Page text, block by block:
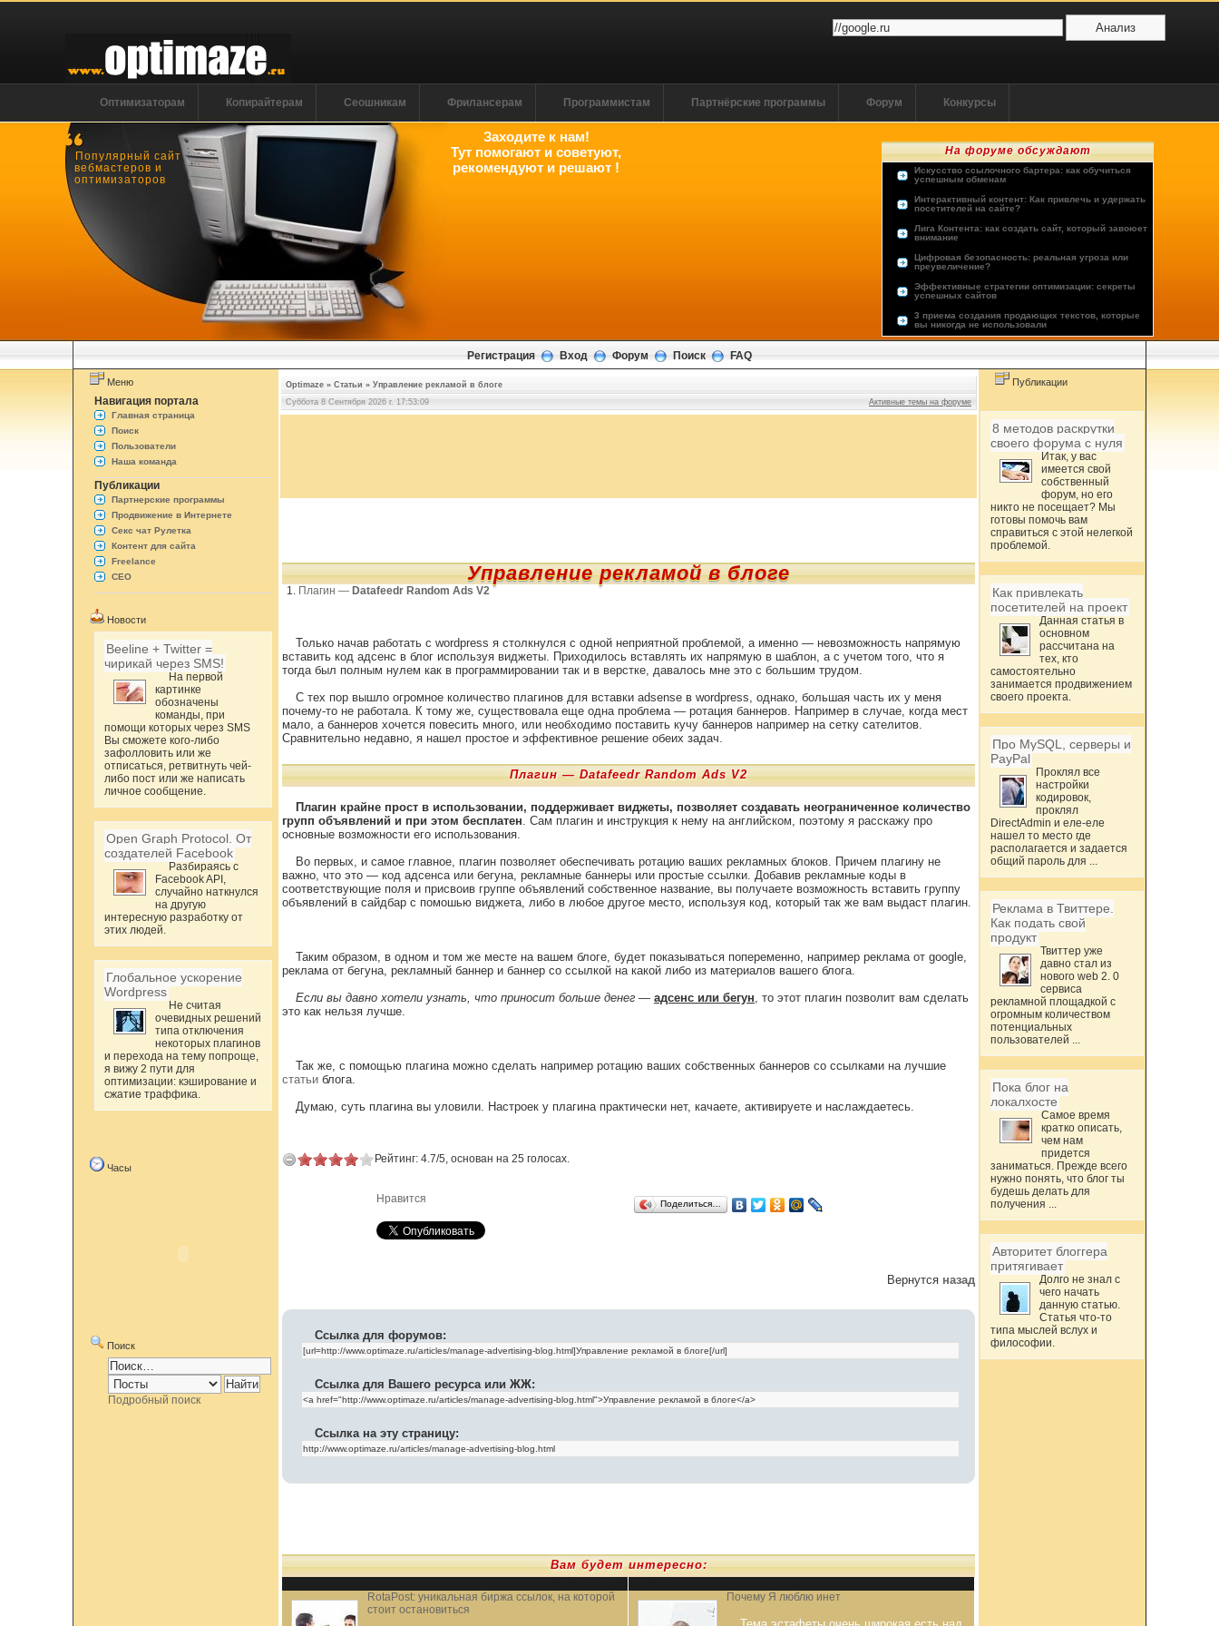
Оптимизаторам Копирайтерам Сеошникам Фрилансерам Программистам Партнёрские программы Форум Конкурсы
На форуме обсуждают
Искусство ссылочного бартера: как обучиться
успешным обменам
Интерактивный контент: Как привлечь и удержать
посетителей на сайте?
Лига Контента: как создать сайт, который завоюет
внимание
Цифровая безопасность: реальная угроза или
преувеличение?
Эффективные стратегии оптимизации: секреты
успешных сайтов
3 приема создания продающих текстов, которые
вы никогда не использовали
Опыт пользователей: лучшие хостинг-провайдеры
Популярный сайт
вебмастеров и
оптимизаторов
Заходите к нам!
Тут помогают и советуют,
рекомендуют и решают !
Регистрация Вход Форум Поиск FAQ
Меню
Навигация портала
Главная страница
Поиск
Пользователи
Наша команда
Публикации
Партнерские программы
Продвижение в Интернете
Секс чат Рулетка
Контент для сайта
Freelance
СЕО
Новости
Beeline + Twitter =
чирикай через SMS!
На первой
картинке
обозначены
команды, при
помощи которых через SMS
Вы сможете кого-либо
зафолловить или же
отписаться, ретвитнуть чей-
либо пост или же написать
личное сообщение.
Open Graph Protocol. От
создателей Facebook
Разбираясь с
Facebook API,
случайно наткнулся
на другую
интересную разработку от
этих людей.
Глобальное ускорение
Wordpress
Не считая
очевидных решений
типа отключения
некоторых плагинов
и перехода на тему попроще,
я вижу 2 пути для
оптимизации: кэширование и
сжатие траффика.
Часы
Поиск
Подробный поиск
Optimaze » Статьи » Управление рекламой в блоге
Суббота 8 Сентября 2026 г. 17:53:09
Активные темы на форуме
Управление рекламой в блоге
Плагин — Datafeedr Random Ads V2
Только начав работать с wordpress я столкнулся с одной неприятной проблемой, а именно — невозможность напрямую
вставить код адсенс в блог используя виджеты. Приходилось вставлять их напрямую в шаблон, а с учетом того, что я
тогда был полным нулем как в программировании так и в верстке, давалось мне это с большим трудом.
С тех пор вышло огромное количество плагинов для вставки adsense в wordpress, однако, большая часть их у меня
почему-то не работала. К тому же, существовала еще одна проблема — ротация баннеров. Например в случае, когда мест
мало, а баннеров хочется повесить много, или необходимо поставить кучу баннеров например на сетку сателитов.
Сравнительно недавно, я нашел простое и эффективное решение обеих задач.
Плагин —Datafeedr Random Ads V2
Плагин крайне прост в использовании, поддерживает виджеты, позволяет создавать неограниченное количество
групп объявлений и при этом бесплатен. Сам плагин и инструкция к нему на английском, поэтому я расскажу про
основные возможности его использования.
Во первых, и самое главное, плагин позволяет обеспечивать ротацию ваших рекламных блоков. Причем плагину не
важно, что это — код адсенса или бегуна, рекламные баннеры или простые ссылки. Добавив рекламные коды в
соответствующие поля и присвоив группе объявлений собственное название, вы получаете возможность вставить группу
объявлений в сайдбар с помошью виджета, либо в любое другое место, используя код, который так же вам выдаст плагин.
Таким образом, в одном и том же месте на вашем блоге, будет показываться попеременно, например реклама от google,
реклама от бегуна, рекламный баннер и баннер со ссылкой на какой либо из материалов вашего блога.
Если вы давно хотели узнать, что приносит больше денег — адсенс или бегун, то этот плагин позволит вам сделать
это как нельзя лучше.
Так же, с помощью плагина можно сделать например ротацию ваших собственных баннеров со ссылками на лучшие
статьи блога.
Думаю, суть плагина вы уловили. Настроек у плагина практически нет, качаете, активируете и наслаждаетесь.
Рейтинг: 4.7/5, основан на 25 голосах.
Нравится Поделиться…
Вернутся назад
Ссылка для форумов:
Ссылка для Вашего ресурса или ЖЖ:
Ссылка на эту страницу:
Вам будет интересно:
RotaPost: уникальная биржа ссылок, на которой
стоит остановиться
Почему Я люблю инет
Публикации
8 методов раскрутки
своего форума с нуля
Итак, у вас
имеется свой
собственный
форум, но его
никто не посещает? Мы
готовы помочь вам
справиться с этой нелегкой
проблемой.
Как привлекать
посетителей на проект
Данная статья в
основном
рассчитана на
тех, кто
самостоятельно
занимается продвижением
своего проекта.
Про MySQL, серверы и
PayPal
Проклял все
настройки
кодировок,
проклял
DirectAdmin и еле-еле
нашел то место где
располагается и задается
общий пароль для ...
Реклама в Твиттере.
Как подать свой
продукт
Твиттер уже
давно стал из
нового web 2. 0
сервиса
рекламной площадкой с
огромным количеством
потенциальных
пользователей ...
Пока блог на
локалхосте
Самое время
кратко описать,
чем нам
придется
заниматься. Прежде всего
нужно понять, что блог ты
будешь делать для
получения ...
Авторитет блоггера
притягивает
Долго не знал с
чего начать
данную статью.
Статья что-то
типа мыслей вслух и
философии.